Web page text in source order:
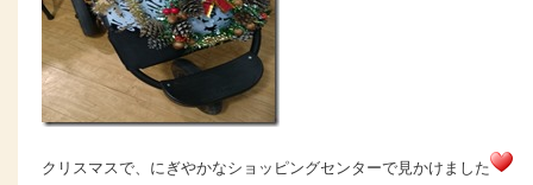
クリスマスで、にぎやかなショッピングセンターで見かけました